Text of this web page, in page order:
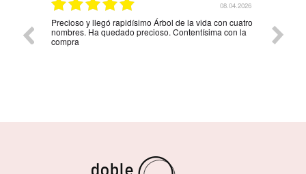
08.04.2026
Precioso y llegó rapidísimo Árbol de la vida con cuatro
nombres. Ha quedado precioso. Contentísima con la
compra